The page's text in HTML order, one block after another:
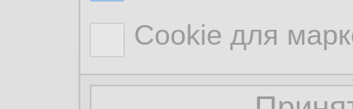
Cookie для